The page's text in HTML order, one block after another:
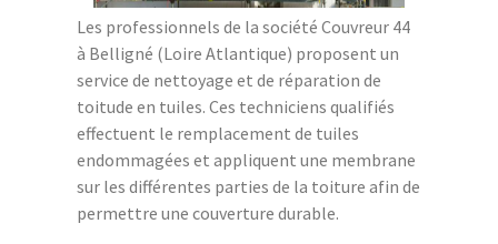
Les professionnels de la société Couvreur 44
à Belligné (Loire Atlantique) proposent un
service de nettoyage et de réparation de
toitude en tuiles. Ces techniciens qualifiés
effectuent le remplacement de tuiles
endommagées et appliquent une membrane
sur les différentes parties de la toiture afin de
permettre une couverture durable.